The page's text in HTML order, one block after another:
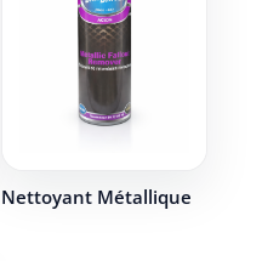
Nettoyant Métallique